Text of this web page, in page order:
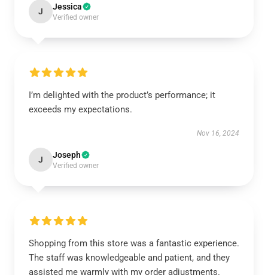
J Jessica
Verified owner
I’m delighted with the product’s performance; it
exceeds my expectations.
Nov 16, 2024
J Joseph
Verified owner
Shopping from this store was a fantastic experience.
The staff was knowledgeable and patient, and they
assisted me warmly with my order adjustments.